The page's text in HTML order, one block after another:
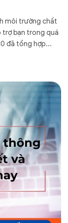
môi trường chất
trợ bạn trong quá
đã tổng hợp...